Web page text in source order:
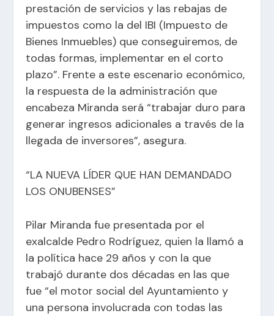
prestación de servicios y las rebajas de
impuestos como la del IBI (Impuesto de
Bienes Inmuebles) que conseguiremos, de
todas formas, implementar en el corto
plazo”. Frente a este escenario económico,
la respuesta de la administración que
encabeza Miranda será “trabajar duro para
generar ingresos adicionales a través de la
llegada de inversores”, asegura.
“LA NUEVA LÍDER QUE HAN DEMANDADO
LOS ONUBENSES”
Pilar Miranda fue presentada por el
exalcalde Pedro Rodríguez, quien la llamó a
la política hace 29 años y con la que
trabajó durante dos décadas en las que
fue “el motor social del Ayuntamiento y
una persona involucrada con todas las